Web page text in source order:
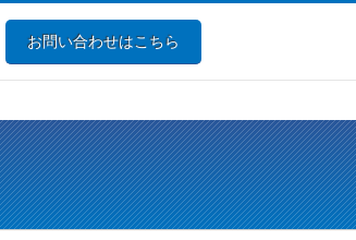
お問い合わせはこちら